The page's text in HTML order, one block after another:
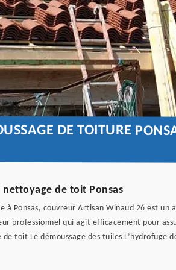
DE TOITURE
de toit Ponsas
Ponsas, couvreur Artisan Winaud 26 est
professionnel qui agit efficacement pour
toit Le démoussage des tuiles